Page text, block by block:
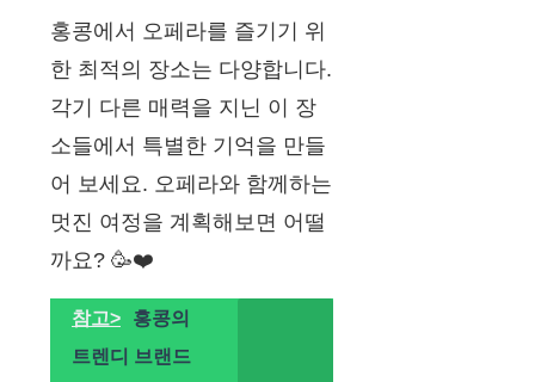
홍콩에서 오페라를 즐기기 위
한 최적의 장소는 다양합니다.
각기 다른 매력을 지닌 이 장
소들에서 특별한 기억을 만들
어 보세요. 오페라와 함께하는
멋진 여정을 계획해보면 어떨
까요? 🥳❤️
참고>
홍콩의
트렌디 브랜드